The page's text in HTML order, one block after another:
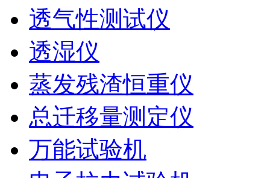
透气性测试仪
透湿仪
蒸发残渣恒重仪
总迁移量测定仪
万能试验机